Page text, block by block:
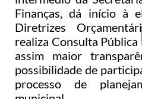
Parque Escola
Portal da Educação
Quadra Fiscal
SIC
Finanças, dá início à
Diretrizes
realiza Consulta
assim maior
possibilidade de
processo de